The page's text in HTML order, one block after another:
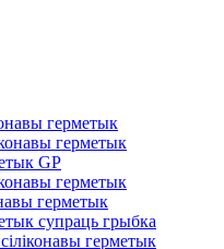
герметык
герметык
GP
герметык
герметык
супраць грыбка
герметык